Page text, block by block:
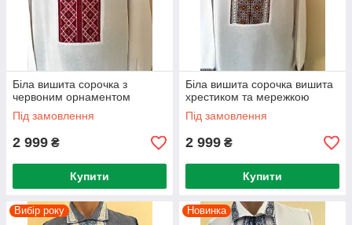
Біла вишита сорочка з
червоним орнаментом
Під замовлення
2 999 ₴
Купити
Біла вишита сорочка вишита
хрестиком та мережкою
Під замовлення
2 999 ₴
Купити
Вибір року Новинка